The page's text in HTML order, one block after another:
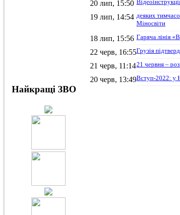
20 лип, 15:50
19 лип, 14:54 деяких
Міносвіти
18 лип, 15:56 Гаряча лінія
22 черв, 16:55Грузія
21 черв, 11:1421 червня –
20 черв, 13:49Вступ-2022: у
Найкращі ЗВО